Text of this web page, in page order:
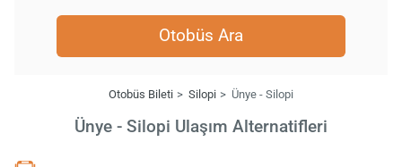
Otobüs Ara
Otobüs Bileti Silopi Ünye - Silopi
Ünye - Silopi Ulaşım Alternatifleri